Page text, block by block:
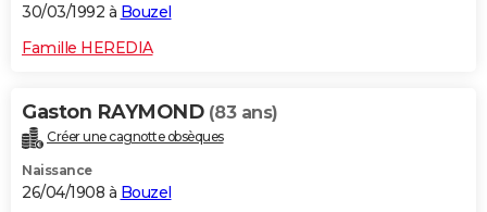
30/03/1992 à Bouzel
Famille HEREDIA
Gaston RAYMOND (83 ans)
Créer une cagnotte obsèques
Naissance
26/04/1908 à Bouzel